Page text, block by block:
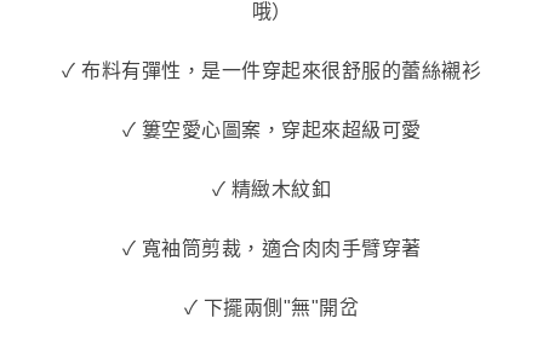
哦）
✓ 布料有彈性，是一件穿起來很舒服的蕾絲襯衫
✓ 簍空愛心圖案，穿起來超級可愛
✓ 精緻木紋釦
✓ 寬袖筒剪裁，適合肉肉手臂穿著
✓ 下擺兩側"無"開岔